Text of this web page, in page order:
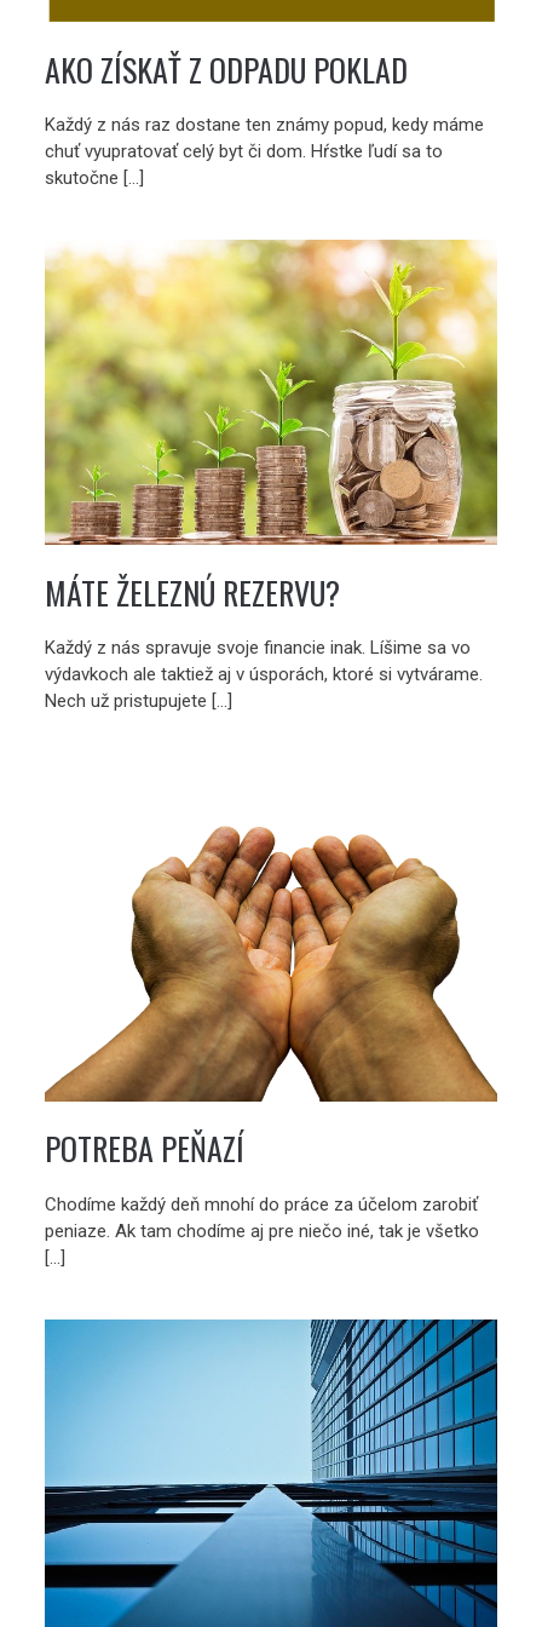
AKO ZÍSKAŤ Z ODPADU POKLAD
Každý z nás raz dostane ten známy popud, kedy máme
chuť vyupratovať celý byt či dom. Hŕstke ľudí sa to
skutočne […]
MÁTE ŽELEZNÚ REZERVU?
Každý z nás spravuje svoje financie inak. Líšime sa vo
výdavkoch ale taktiež aj v úsporách, ktoré si vytvárame.
Nech už pristupujete […]
POTREBA PEŇAZÍ
Chodíme každý deň mnohí do práce za účelom zarobiť
peniaze. Ak tam chodíme aj pre niečo iné, tak je všetko
[…]